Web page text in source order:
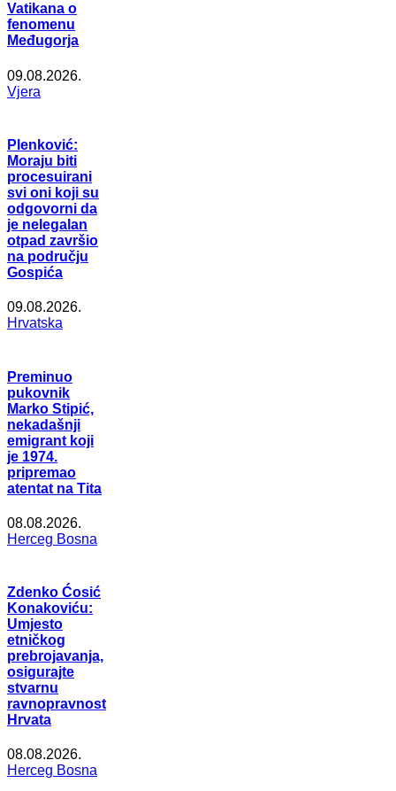
Vatikana o
fenomenu
Međugorja
09.08.2026.
Vjera
Plenković:
Moraju biti
procesuirani
svi oni koji su
odgovorni da
je nelegalan
otpad završio
na području
Gospića
09.08.2026.
Hrvatska
Preminuo
pukovnik
Marko Stipić,
nekadašnji
emigrant koji
je 1974.
pripremao
atentat na Tita
08.08.2026.
Herceg Bosna
Zdenko Ćosić
Konakoviću:
Umjesto
etničkog
prebrojavanja,
osigurajte
stvarnu
ravnopravnost
Hrvata
08.08.2026.
Herceg Bosna